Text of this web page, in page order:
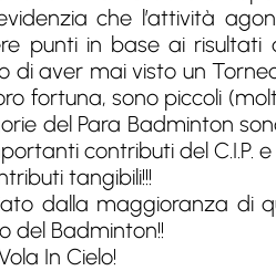
che l’attività
punti in base ai
di aver mai visto un
fortuna, sono piccoli
del Para Badminton
contributi del C.I.P. e
tangibili!!!
dalla maggioranza di
del Badminton!!
In Cielo!